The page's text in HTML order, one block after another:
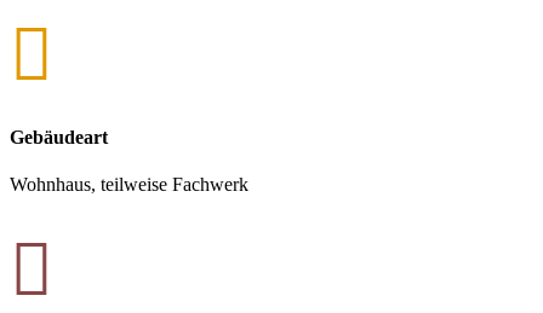

Gebäudeart
Wohnhaus, teilweise Fachwerk
